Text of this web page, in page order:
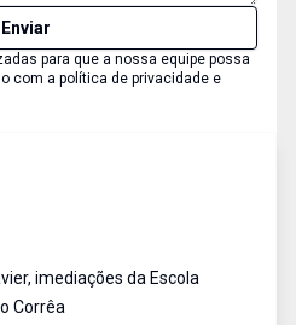
Enviar
para que a nossa equipe possa
com a política de privacidade e
imediações da Escola
Corrêa